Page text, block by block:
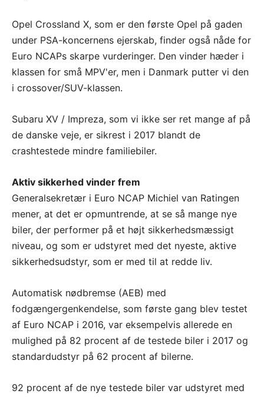
Opel Crossland X, som er den første Opel på gaden
under PSA-koncernens ejerskab, finder også nåde for
Euro NCAPs skarpe vurderinger. Den vinder hæder i
klassen for små MPV'er, men i Danmark putter vi den
i crossover/SUV-klassen.
Subaru XV / Impreza, som vi ikke ser ret mange af på
de danske veje, er sikrest i 2017 blandt de
crashtestede mindre familiebiler.
Aktiv sikkerhed vinder frem
Generalsekretær i Euro NCAP Michiel van Ratingen
mener, at det er opmuntrende, at se så mange nye
biler, der performer på et højt sikkerhedsmæssigt
niveau, og som er udstyret med det nyeste, aktive
sikkerhedsudstyr, som er med til at redde liv.
Automatisk nødbremse (AEB) med
fodgængergenkendelse, som første gang blev testet
af Euro NCAP i 2016, var eksempelvis allerede en
mulighed på 82 procent af de testede biler i 2017 og
standardudstyr på 62 procent af bilerne.
92 procent af de nye testede biler var udstyret med